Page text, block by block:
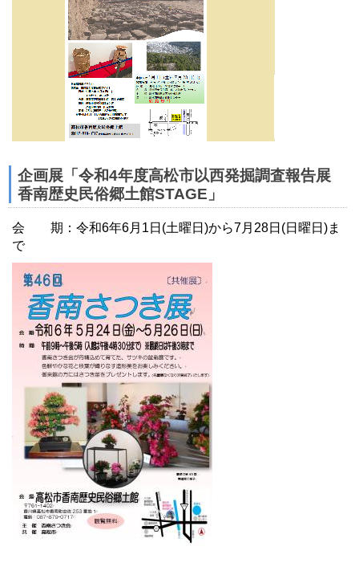
企画展「令和4年度高松市以西発掘調査報告展
香南歴史民俗郷土館STAGE」
会 期：令和6年6月1日(土曜日)から7月28日(日曜日)ま
で